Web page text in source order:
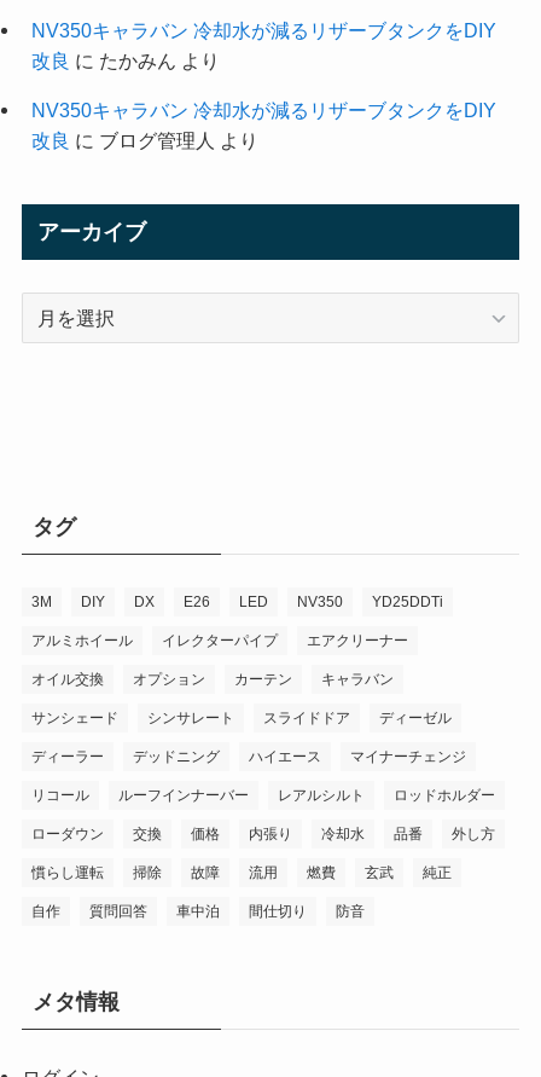
NV350キャラバン 冷却水が減るリザーブタンクをDIY
改良 に たかみん より
NV350キャラバン 冷却水が減るリザーブタンクをDIY
改良 に ブログ管理人 より
アーカイブ
タグ
3M DIY DX E26 LED NV350 YD25DDTi
アルミホイール イレクターパイプ エアクリーナー
オイル交換 オプション カーテン キャラバン
サンシェード シンサレート スライドドア ディーゼル
ディーラー デッドニング ハイエース マイナーチェンジ
リコール ルーフインナーバー レアルシルト ロッドホルダー
ローダウン 交換 価格 内張り 冷却水 品番 外し方
慣らし運転 掃除 故障 流用 燃費 玄武 純正
自作 質問回答 車中泊 間仕切り 防音
メタ情報